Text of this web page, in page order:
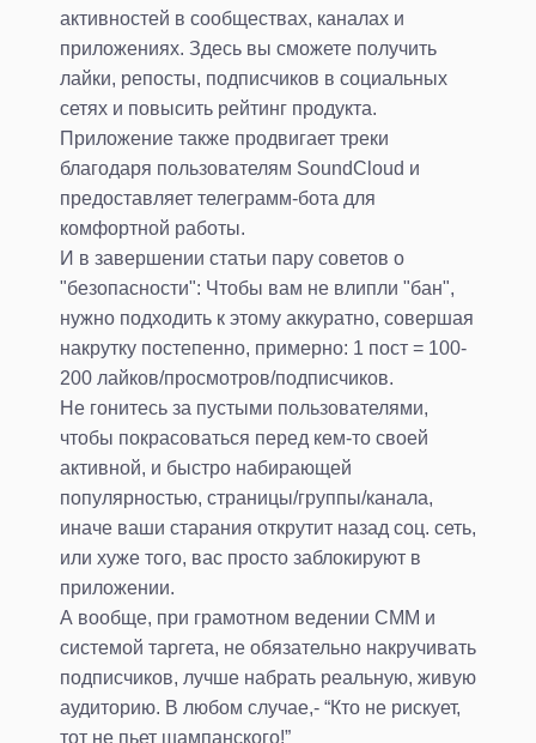
активностей в сообществах, каналах и
приложениях. Здесь вы сможете получить
лайки, репосты, подписчиков в социальных
сетях и повысить рейтинг продукта.
Приложение также продвигает треки
благодаря пользователям SoundCloud и
предоставляет телеграмм-бота для
комфортной работы.
И в завершении статьи пару советов о
"безопасности": Чтобы вам не влипли "бан",
нужно подходить к этому аккуратно, совершая
накрутку постепенно, примерно: 1 пост = 100-
200 лайков/просмотров/подписчиков.
Не гонитесь за пустыми пользователями,
чтобы покрасоваться перед кем-то своей
активной, и быстро набирающей
популярностью, страницы/группы/канала,
иначе ваши старания открутит назад соц. сеть,
или хуже того, вас просто заблокируют в
приложении.
А вообще, при грамотном ведении СММ и
системой таргета, не обязательно накручивать
подписчиков, лучше набрать реальную, живую
аудиторию. В любом случае,- “Кто не рискует,
тот не пьет шампанского!”